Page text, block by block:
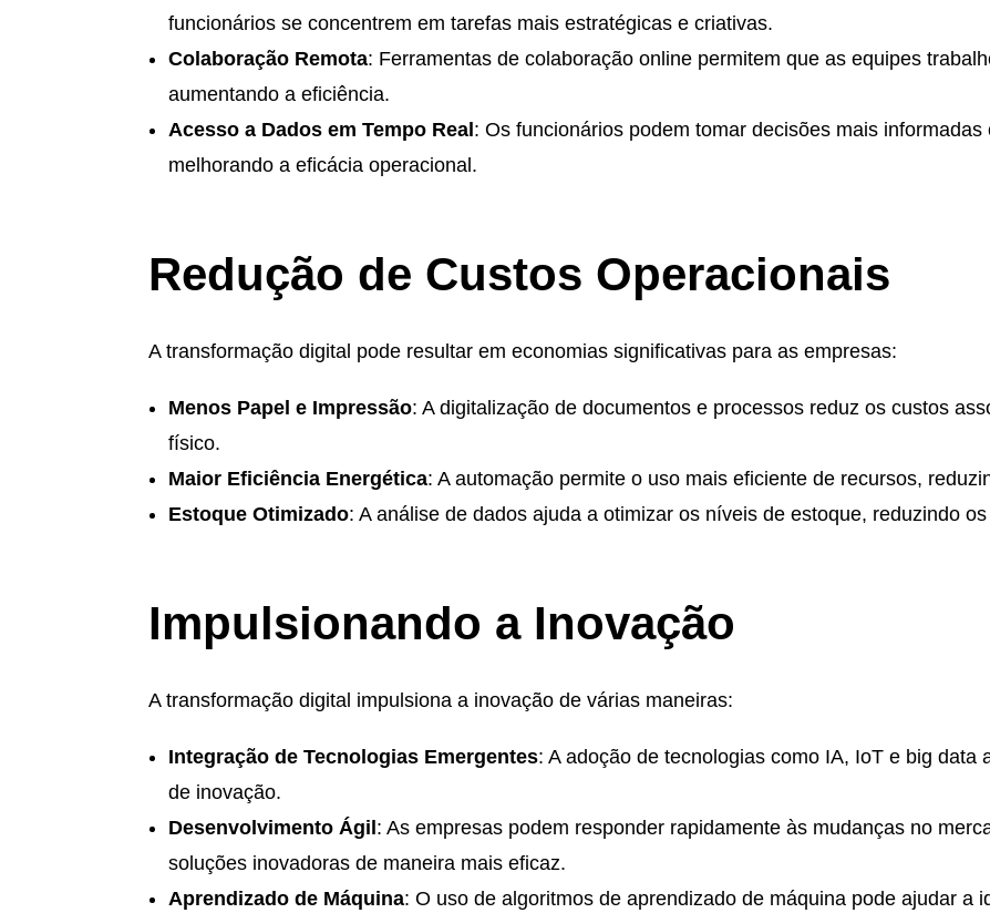
funcionários se concentrem em tarefas mais estratégicas e criativas.
Colaboração Remota: Ferramentas de colaboração online permitem que as equipes
aumentando a eficiência.
Acesso a Dados em Tempo Real : Os funcionários podem tomar decisões mais
melhorando a eficácia operacional.
Redução de Custos Operacionais
A transformação digital pode resultar em economias significativas para as empresas:
Menos Papel e Impressão: A digitalização de documentos e processos reduz os custos
físico.
Maior Eficiência Energética: A automação permite o uso mais eficiente de recursos,
Estoque Otimizado: A análise de dados ajuda a otimizar os níveis de estoque, reduzindo
Impulsionando a Inovação
A transformação digital impulsiona a inovação de várias maneiras:
Integração de Tecnologias Emergentes: A adoção de tecnologias como IA, IoT e big
de inovação.
Desenvolvimento Ágil : As empresas podem responder rapidamente às mudanças no
soluções inovadoras de maneira mais eficaz.
Aprendizado de Máquina: O uso de algoritmos de aprendizado de máquina pode ajudar a